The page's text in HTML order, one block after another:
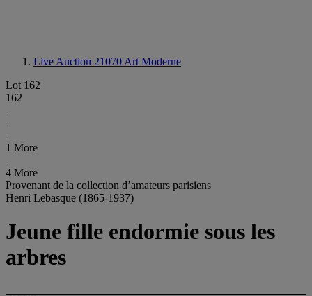
Live Auction 21070 Art Moderne
Lot 162
162
1 More
4 More
Provenant de la collection d’amateurs parisiens
Henri Lebasque (1865-1937)
Jeune fille endormie sous les
arbres